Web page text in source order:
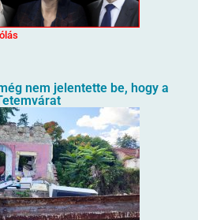
nem jelentette be, hogy a